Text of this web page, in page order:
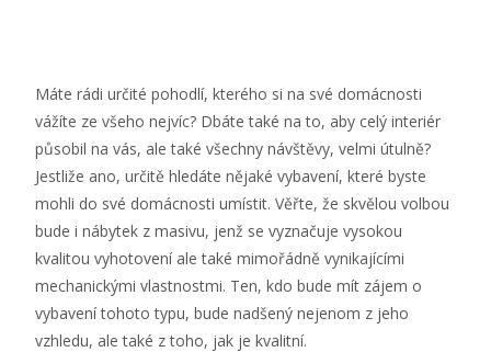
Máte rádi určité pohodlí, kterého si na své domácnosti
vážíte ze všeho nejvíc? Dbáte také na to, aby celý interiér
působil na vás, ale také všechny návštěvy, velmi útulně?
Jestliže ano, určitě hledáte nějaké vybavení, které byste
mohli do své domácnosti umístit. Věřte, že skvělou volbou
bude i nábytek z masivu, jenž se vyznačuje vysokou
kvalitou vyhotovení ale také mimořádně vynikajícími
mechanickými vlastnostmi. Ten, kdo bude mít zájem o
vybavení tohoto typu, bude nadšený nejenom z jeho
vzhledu, ale také z toho, jak je kvalitní.